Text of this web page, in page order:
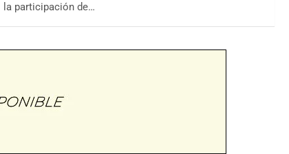
la participación de…